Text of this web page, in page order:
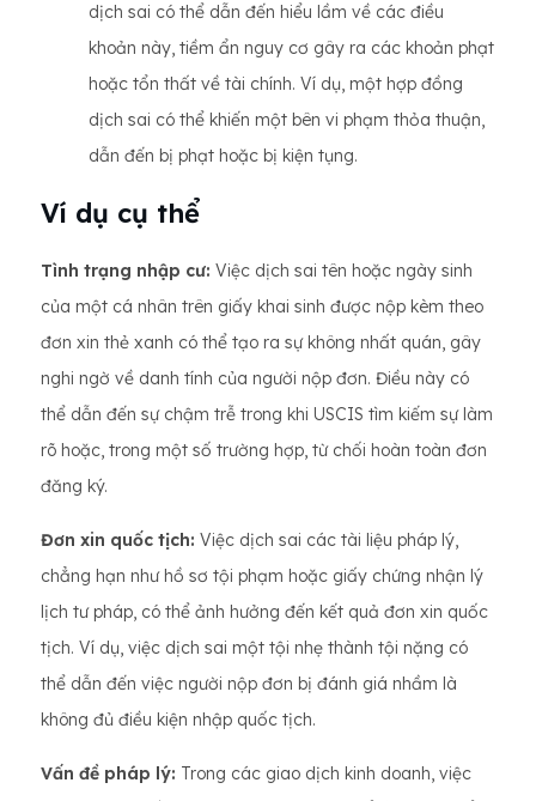
dịch sai có thể dẫn đến hiểu lầm về các điều
khoản này, tiềm ẩn nguy cơ gây ra các khoản phạt
hoặc tổn thất về tài chính. Ví dụ, một hợp đồng
dịch sai có thể khiến một bên vi phạm thỏa thuận,
dẫn đến bị phạt hoặc bị kiện tụng.
Ví dụ cụ thể
Tình trạng nhập cư: Việc dịch sai tên hoặc ngày sinh
của một cá nhân trên giấy khai sinh được nộp kèm theo
đơn xin thẻ xanh có thể tạo ra sự không nhất quán, gây
nghi ngờ về danh tính của người nộp đơn. Điều này có
thể dẫn đến sự chậm trễ trong khi USCIS tìm kiếm sự làm
rõ hoặc, trong một số trường hợp, từ chối hoàn toàn đơn
đăng ký.
Đơn xin quốc tịch: Việc dịch sai các tài liệu pháp lý,
chẳng hạn như hồ sơ tội phạm hoặc giấy chứng nhận lý
lịch tư pháp, có thể ảnh hưởng đến kết quả đơn xin quốc
tịch. Ví dụ, việc dịch sai một tội nhẹ thành tội nặng có
thể dẫn đến việc người nộp đơn bị đánh giá nhầm là
không đủ điều kiện nhập quốc tịch.
Vấn đề pháp lý: Trong các giao dịch kinh doanh, việc